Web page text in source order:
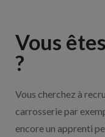
Vous
?
Vous cherchez à
carrosserie par
encore un apprenti